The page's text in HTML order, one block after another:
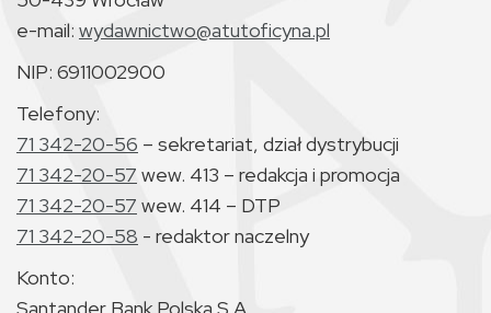
e-mail: wydawnictwo@atutoficyna.pl
NIP: 6911002900
Telefony:
71 342-20-56 – sekretariat, dział dystrybucji
71 342-20-57 wew. 413 – redakcja i promocja
71 342-20-57 wew. 414 – DTP
71 342-20-58 - redaktor naczelny
Konto: